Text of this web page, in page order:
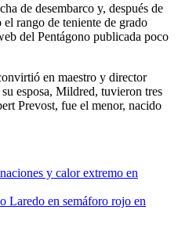
de desembarco y, después de
rango de teniente de grado
del Pentágono publicada poco
en maestro y director
esposa, Mildred, tuvieron tres
Prevost, fue el menor, nacido
y calor extremo en
Laredo en semáforo rojo en